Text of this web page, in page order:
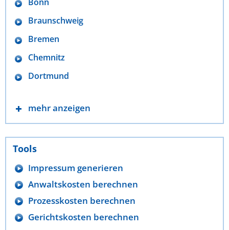
Braunschweig
Bremen
Chemnitz
Dortmund
mehr anzeigen
Tools
Impressum generieren
Anwaltskosten berechnen
Prozesskosten berechnen
Gerichtskosten berechnen